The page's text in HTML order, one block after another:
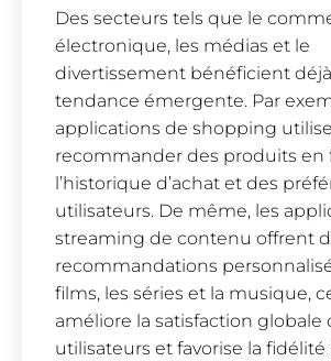
Des secteurs tels que le
électronique, les médias et le
divertissement bénéficient
tendance émergente. Par
applications de shopping
recommander des produits en
l’historique d’achat et des
utilisateurs. De même, les
streaming de contenu offrent
recommandations
films, les séries et la musique,
améliore la satisfaction globale
utilisateurs et favorise la fidélité